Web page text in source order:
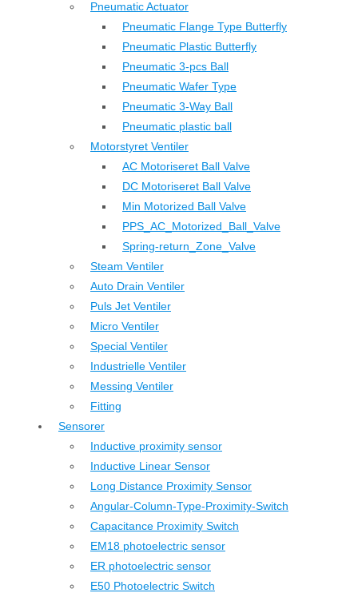
Pneumatic Actuator
Pneumatic Flange Type Butterfly
Pneumatic Plastic Butterfly
Pneumatic 3-pcs Ball
Pneumatic Wafer Type
Pneumatic 3-Way Ball
Pneumatic plastic ball
Motorstyret Ventiler
AC Motoriseret Ball Valve
DC Motoriseret Ball Valve
Min Motorized Ball Valve
PPS_AC_Motorized_Ball_Valve
Spring-return_Zone_Valve
Steam Ventiler
Auto Drain Ventiler
Puls Jet Ventiler
Micro Ventiler
Special Ventiler
Industrielle Ventiler
Messing Ventiler
Fitting
Sensorer
Inductive proximity sensor
Inductive Linear Sensor
Long Distance Proximity Sensor
Angular-Column-Type-Proximity-Switch
Capacitance Proximity Switch
EM18 photoelectric sensor
ER photoelectric sensor
E50 Photoelectric Switch